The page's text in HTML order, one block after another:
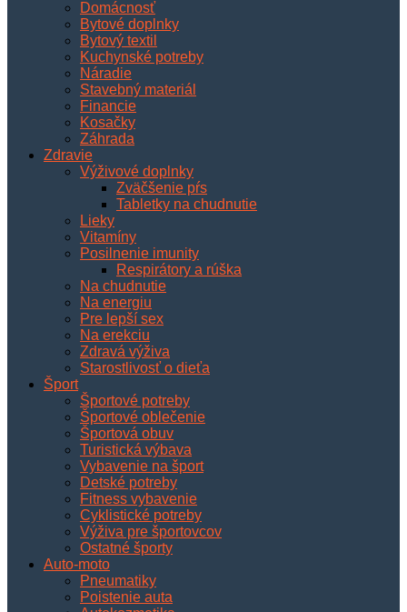
Domácnosť
Bytové doplnky
Bytový textil
Kuchynské potreby
Náradie
Stavebný materiál
Financie
Kosačky
Záhrada
Zdravie
Výživové doplnky
Zväčšenie pŕs
Tabletky na chudnutie
Lieky
Vitamíny
Posilnenie imunity
Respirátory a rúška
Na chudnutie
Na energiu
Pre lepší sex
Na erekciu
Zdravá výživa
Starostlivosť o dieťa
Šport
Športové potreby
Športové oblečenie
Športová obuv
Turistická výbava
Vybavenie na šport
Detské potreby
Fitness vybavenie
Cyklistické potreby
Výživa pre športovcov
Ostatné športy
Auto-moto
Pneumatiky
Poistenie auta